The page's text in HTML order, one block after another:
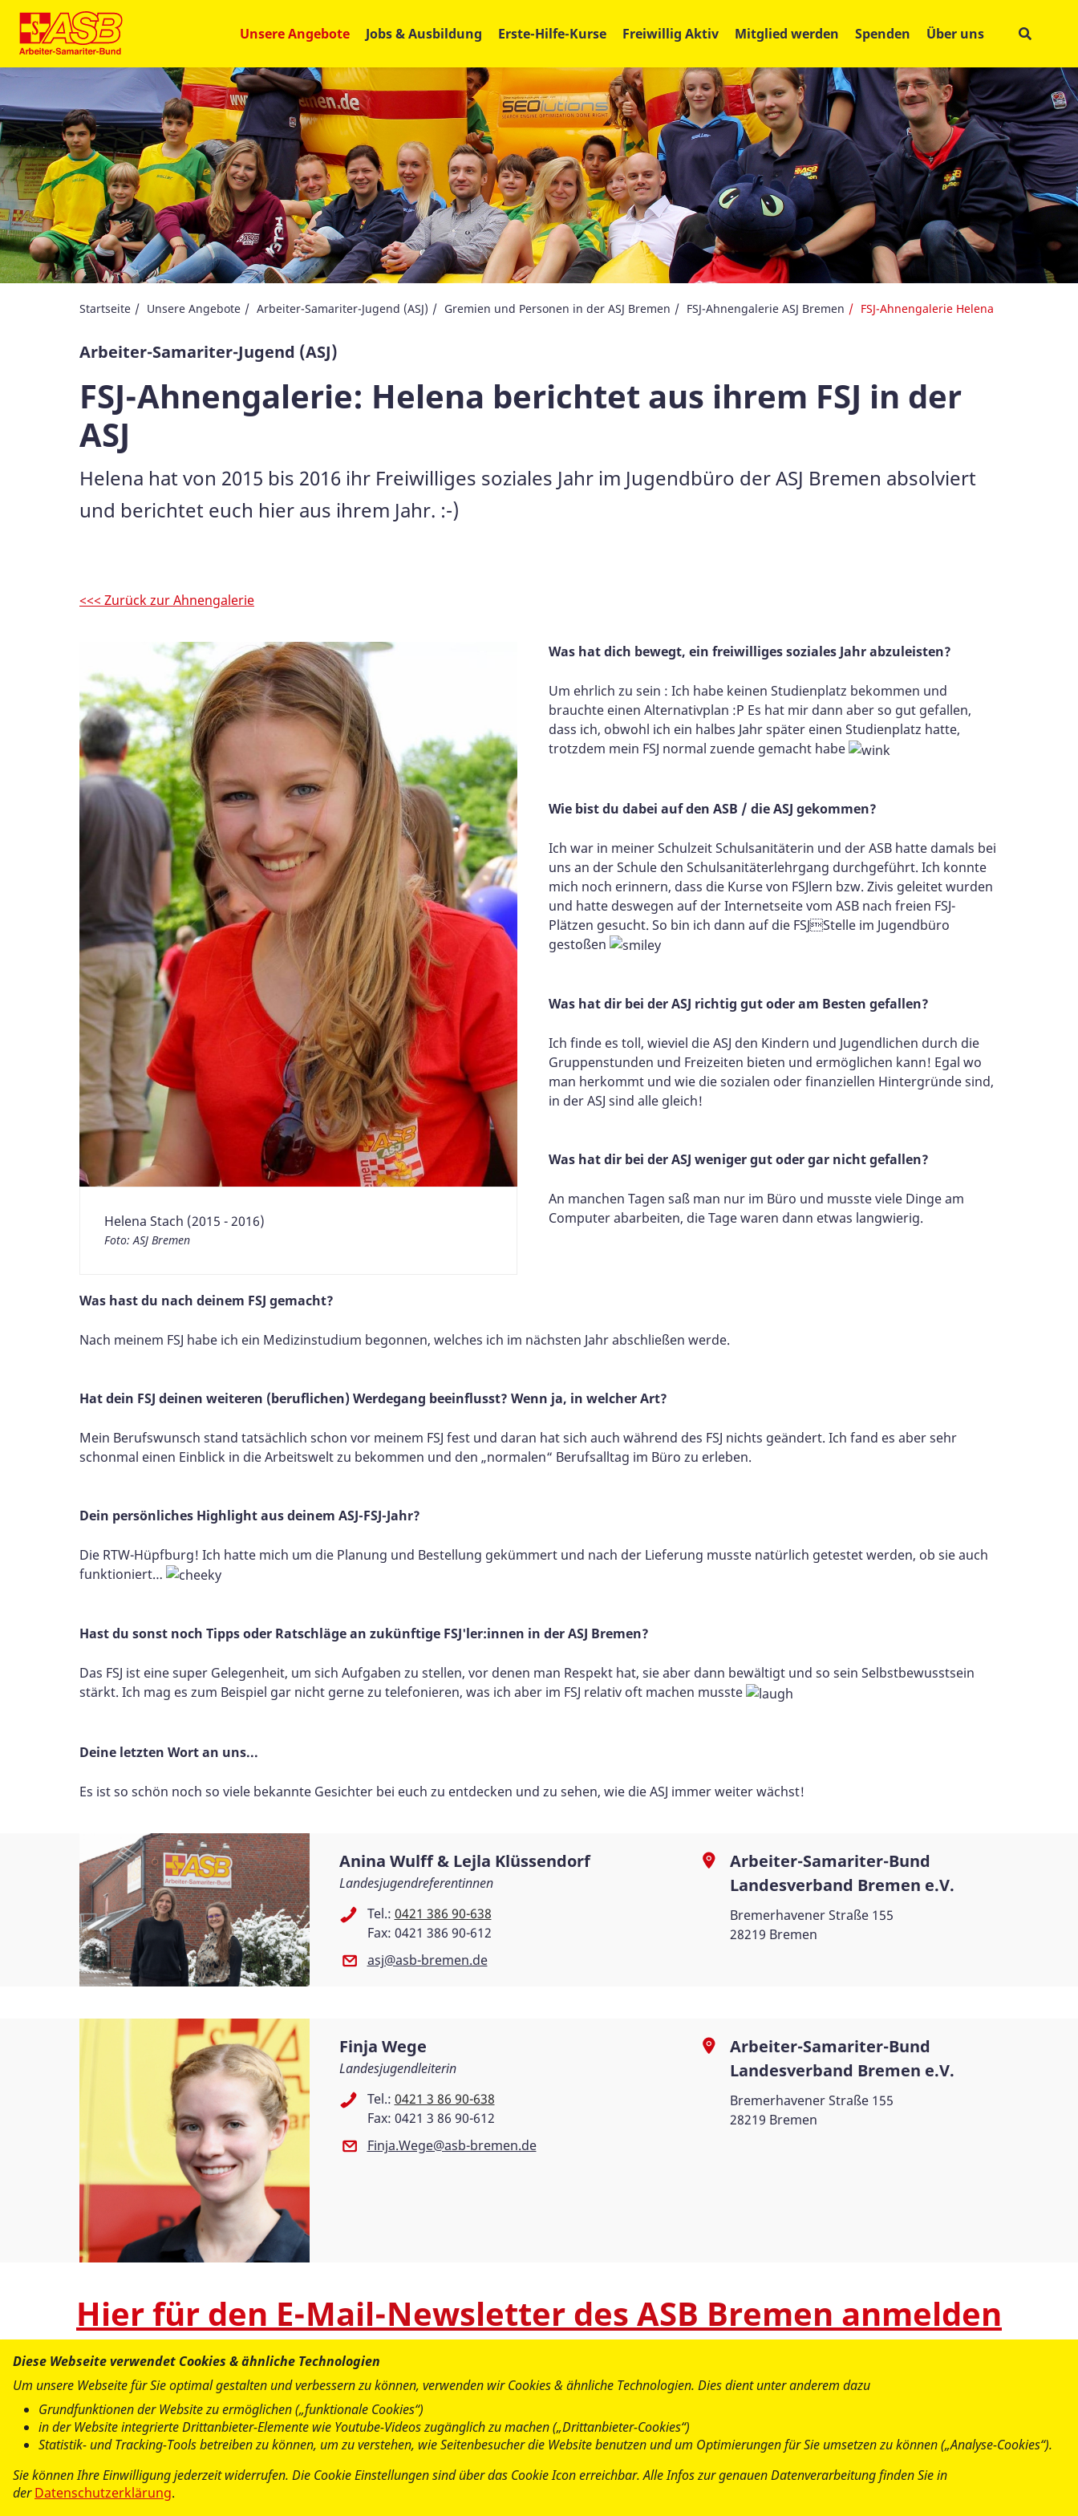
Unsere Angebote Jobs & Ausbildung Erste-Hilfe-Kurse Freiwillig Aktiv Mitglied werden Spenden Über uns
Startseite Unsere Angebote Arbeiter-Samariter-Jugend (ASJ) Gremien und Personen in der ASJ Bremen FSJ-Ahnengalerie ASJ Bremen FSJ-Ahnengalerie Helena
Arbeiter-Samariter-Jugend (ASJ)
FSJ-Ahnengalerie: Helena berichtet aus ihrem FSJ in der
ASJ
Helena hat von 2015 bis 2016 ihr Freiwilliges soziales Jahr im Jugendbüro der ASJ Bremen absolviert
und berichtet euch hier aus ihrem Jahr. :-)
<<< Zurück zur Ahnengalerie
Helena Stach (2015 - 2016)
Foto: ASJ Bremen
Was hat dich bewegt, ein freiwilliges soziales Jahr abzuleisten?
Um ehrlich zu sein : Ich habe keinen Studienplatz bekommen und
brauchte einen Alternativplan :P Es hat mir dann aber so gut gefallen,
dass ich, obwohl ich ein halbes Jahr später einen Studienplatz hatte,
trotzdem mein FSJ normal zuende gemacht habe
Wie bist du dabei auf den ASB / die ASJ gekommen?
Ich war in meiner Schulzeit Schulsanitäterin und der ASB hatte damals bei
uns an der Schule den Schulsanitäterlehrgang durchgeführt. Ich konnte
mich noch erinnern, dass die Kurse von FSJlern bzw. Zivis geleitet wurden
und hatte deswegen auf der Internetseite vom ASB nach freien FSJ-
Plätzen gesucht. So bin ich dann auf die FSJStelle im Jugendbüro
gestoßen
Was hat dir bei der ASJ richtig gut oder am Besten gefallen?
Ich finde es toll, wieviel die ASJ den Kindern und Jugendlichen durch die
Gruppenstunden und Freizeiten bieten und ermöglichen kann! Egal wo
man herkommt und wie die sozialen oder finanziellen Hintergründe sind,
in der ASJ sind alle gleich!
Was hat dir bei der ASJ weniger gut oder gar nicht gefallen?
An manchen Tagen saß man nur im Büro und musste viele Dinge am
Computer abarbeiten, die Tage waren dann etwas langwierig.
Was hast du nach deinem FSJ gemacht?
Nach meinem FSJ habe ich ein Medizinstudium begonnen, welches ich im nächsten Jahr abschließen werde.
Hat dein FSJ deinen weiteren (beruflichen) Werdegang beeinflusst? Wenn ja, in welcher Art?
Mein Berufswunsch stand tatsächlich schon vor meinem FSJ fest und daran hat sich auch während des FSJ nichts geändert. Ich fand es aber sehr
schonmal einen Einblick in die Arbeitswelt zu bekommen und den „normalen“ Berufsalltag im Büro zu erleben.
Dein persönliches Highlight aus deinem ASJ-FSJ-Jahr?
Die RTW-Hüpfburg! Ich hatte mich um die Planung und Bestellung gekümmert und nach der Lieferung musste natürlich getestet werden, ob sie auch
funktioniert…
Hast du sonst noch Tipps oder Ratschläge an zukünftige FSJ'ler:innen in der ASJ Bremen?
Das FSJ ist eine super Gelegenheit, um sich Aufgaben zu stellen, vor denen man Respekt hat, sie aber dann bewältigt und so sein Selbstbewusstsein
stärkt. Ich mag es zum Beispiel gar nicht gerne zu telefonieren, was ich aber im FSJ relativ oft machen musste
Deine letzten Wort an uns...
Es ist so schön noch so viele bekannte Gesichter bei euch zu entdecken und zu sehen, wie die ASJ immer weiter wächst!
Anina Wulff & Lejla Klüssendorf
Landesjugendreferentinnen
Tel.: 0421 386 90-638
Fax: 0421 386 90-612
asj@asb-bremen.de
Arbeiter-Samariter-Bund
Landesverband Bremen e.V.
Bremerhavener Straße 155
28219 Bremen
Finja Wege
Landesjugendleiterin
Tel.: 0421 3 86 90-638
Fax: 0421 3 86 90-612
Finja.Wege@asb-bremen.de
Arbeiter-Samariter-Bund
Landesverband Bremen e.V.
Bremerhavener Straße 155
28219 Bremen
Hier für den E-Mail-Newsletter des ASB Bremen anmelden
Diese Webseite verwendet Cookies & ähnliche Technologien
Um unsere Webseite für Sie optimal gestalten und verbessern zu können, verwenden wir Cookies & ähnliche Technologien. Dies dient unter anderem dazu
Grundfunktionen der Website zu ermöglichen („funktionale Cookies“)
in der Website integrierte Drittanbieter-Elemente wie Youtube-Videos zugänglich zu machen („Drittanbieter-Cookies“)
Statistik- und Tracking-Tools betreiben zu können, um zu verstehen, wie Seitenbesucher die Website benutzen und um Optimierungen für Sie umsetzen zu können („Analyse-Cookies“).
Sie können Ihre Einwilligung jederzeit widerrufen. Die Cookie Einstellungen sind über das Cookie Icon erreichbar. Alle Infos zur genauen Datenverarbeitung finden Sie in
derDatenschutzerklärung.